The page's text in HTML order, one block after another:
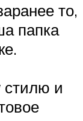
то,
папка
стилю и